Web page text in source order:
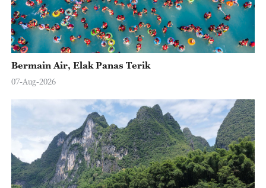
Bermain Air, Elak Panas Terik
07-Aug-2026